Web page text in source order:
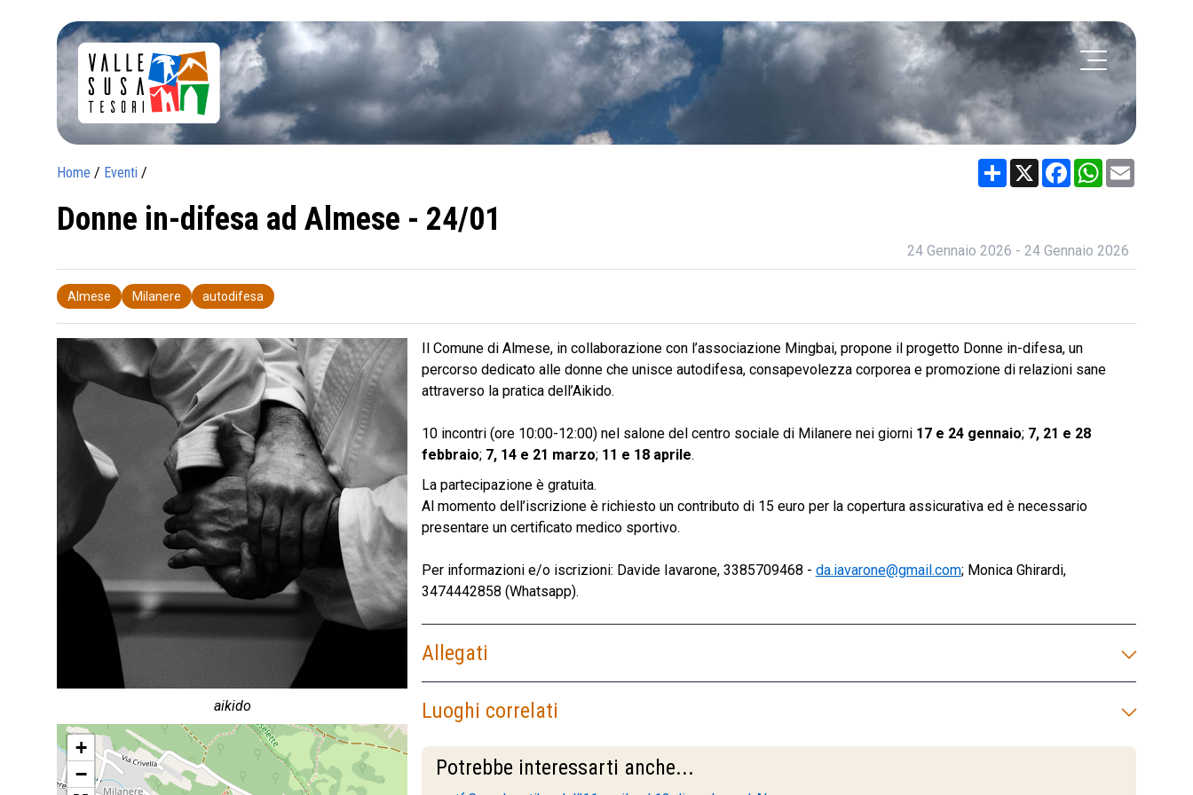
Home / Eventi / Share X FacebookWhatsApp
Donne in-difesa ad Almese - 24/01
24 Gennaio 2026 - 24 Gennaio 2026
Almese Milanere autodifesa
aikido
+
−
Il Comune di Almese, in collaborazione con l’associazione Mingbai, propone il progetto Donne in-difesa, un
percorso dedicato alle donne che unisce autodifesa, consapevolezza corporea e promozione di relazioni sane
attraverso la pratica dell’Aikido.
10 incontri (ore 10:00-12:00) nel salone del centro sociale di Milanere nei giorni 17 e 24 gennaio; 7, 21 e 28
febbraio; 7, 14 e 21 marzo; 11 e 18 aprile.
La partecipazione è gratuita.
Al momento dell’iscrizione è richiesto un contributo di 15 euro per la copertura assicurativa ed è necessario
presentare un certificato medico sportivo.
Per informazioni e/o iscrizioni: Davide Iavarone, 3385709468 - da.iavarone@gmail.com; Monica Ghirardi,
3474442858 (Whatsapp).
Allegati
Luoghi correlati
Potrebbe interessarti anche...